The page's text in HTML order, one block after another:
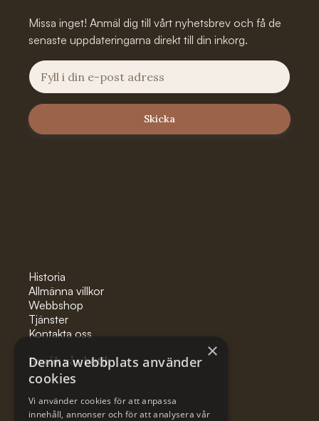
Missa inget! Anmäl dig till vårt nyhetsbrev och få de
senaste uppdateringarna direkt till din inkorg.
Historia
Allmänna villkor
Webbshop
Tjänster
Kontakta oss
Besök vår butik
×
Denna webbplats använder
cookies
Vi använder cookies för att anpassa
innehåll, annonser och för att analysera vår